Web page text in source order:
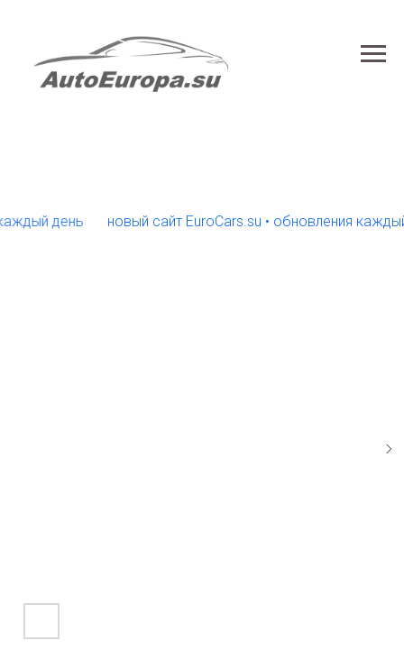
день новый сайт EuroCars.su • обновления каждый